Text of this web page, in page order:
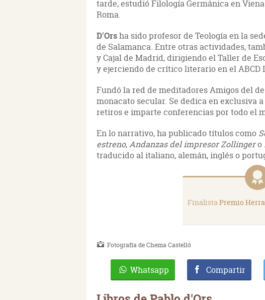
tarde, estudió Filología Germánica en
Roma.
D'Orsha sido profesor de Teología en la
de Salamanca. Entre otras actividades,
y Cajal de Madrid, dirigiendo el Taller de
y ejerciendo de crítico literario en el ABCD
Fundó la red de meditadores Amigos del
monacato secular. Se dedica en exclusiva
retiros e imparte conferencias por todo el
En lo narrativo, ha publicado títulos como
estreno,Andanzas del impresor Zollingero
traducido al italiano, alemán, inglés o
Finalista Premio
Fotografía de Chema Castelló
Whatsapp Compartir